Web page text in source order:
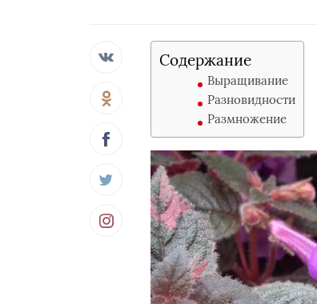
Содержание
Выращивание
Разновидности
Размножение